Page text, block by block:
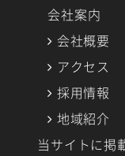
会社案内
会社概要
アクセス
採用情報
地域紹介
当サイトに掲